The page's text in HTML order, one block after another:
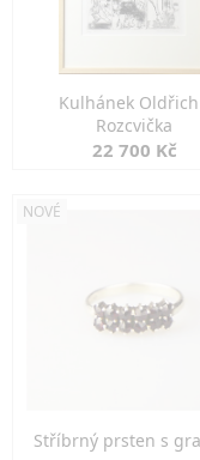
Kulhánek
Rozcvička
22 700 Kč
NOVÉ
Stříbrný prsten s